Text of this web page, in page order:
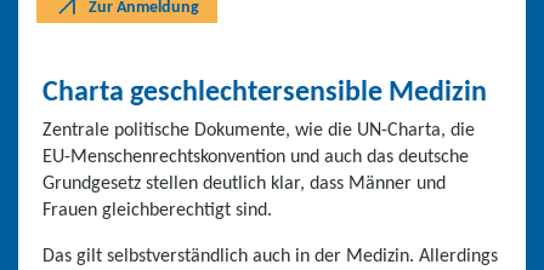
Zur Anmeldung
Charta geschlechtersensible Medizin
Zentrale politische Dokumente, wie die UN-Charta, die
EU-Menschenrechtskonvention und auch das deutsche
Grundgesetz stellen deutlich klar, dass Männer und
Frauen gleichberechtigt sind.
Das gilt selbstverständlich auch in der Medizin. Allerdings